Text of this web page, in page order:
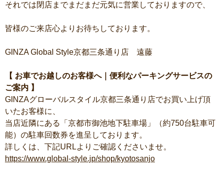
それでは閉店までまだまだ元気に営業しておりますので、
皆様のご来店心よりお待ちしております。
GINZA Global Style京都三条通り店 遠藤
【 お車でお越しのお客様へ｜便利なパーキングサービスの
ご案内 】
GINZAグローバルスタイル京都三条通り店でお買い上げ頂
いたお客様に、
当店近隣にある「京都市御池地下駐車場」（約750台駐車可
能）の駐車回数券を進呈しております。
詳しくは、下記URLよりご確認くださいませ。
https://www.global-style.jp/shop/kyotosanjo